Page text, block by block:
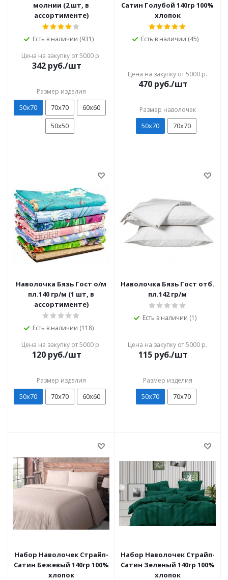
молнии (2 шт, в
ассортименте)
Есть в наличии (931)
Цена на закупку от 5000 р.
342 руб./шт
Размер изделия
50х70 70х70
60х60
50х50
Сатин Голубой 140гр 100%
хлопок
Есть в наличии (45)
Цена на закупку от 5000 р.
470 руб./шт
Размер наволочек
50х70 70х70
Наволочка Бязь Гост о/м
пл.140 гр/м (1 шт, в
ассортименте)
Есть в наличии (118)
Цена на закупку от 5000 р.
120 руб./шт
Размер изделия
50х70 70х70 60х60
Наволочка Бязь Гост отб.
пл.142 гр/м
Есть в наличии (1)
Цена на закупку от 5000 р.
115 руб./шт
Размер изделия
50х70 70х70
Набор Наволочек Страйп-
Сатин Бежевый 140гр 100%
хлопок
Набор Наволочек Страйп-
Сатин Зеленый 140гр 100%
хлопок